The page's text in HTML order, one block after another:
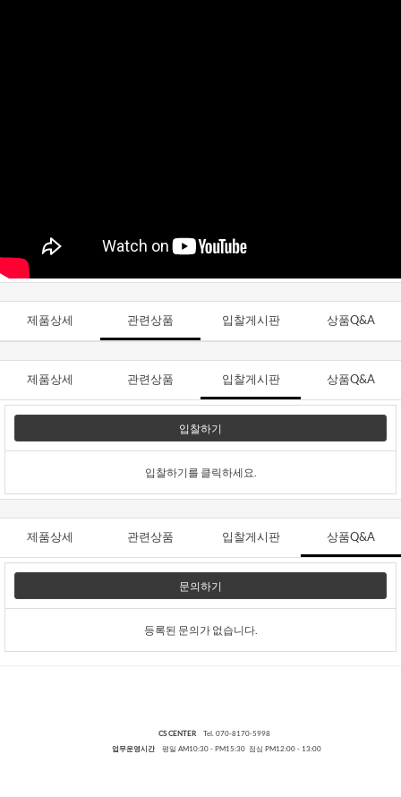
제품상세 관련상품 입찰게시판 상품Q&A
제품상세 관련상품 입찰게시판 상품Q&A
입찰하기
입찰하기를 클릭하세요.
제품상세 관련상품 입찰게시판 상품Q&A
문의하기
등록된 문의가 없습니다.
CS CENTERTel. 070-8170-5998
업무운영시간평일 AM10:30 - PM15:30 점심 PM12:00 - 13:00